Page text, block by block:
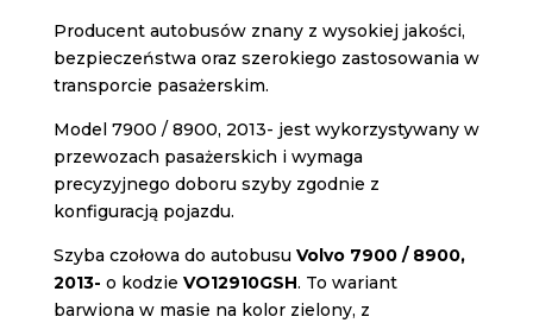
Producent autobusów znany z wysokiej jakości,
bezpieczeństwa oraz szerokiego zastosowania w
transporcie pasażerskim.
Model 7900 / 8900, 2013- jest wykorzystywany w
przewozach pasażerskich i wymaga
precyzyjnego doboru szyby zgodnie z
konfiguracją pojazdu.
Szyba czołowa do autobusu Volvo 7900 / 8900,
2013- o kodzie VO12910GSH. To wariant
barwiona w masie na kolor zielony, z